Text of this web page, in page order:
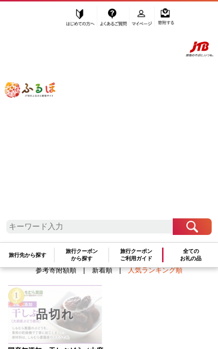
ふるぽ JTBのふるさと納税サイト
旅行先から探す
旅行クーポン
から探す
旅行クーポン
ご利用ガイド
全ての
お礼の品
「ふるさと納税」TOP
検索結果一覧 1～1件 / 全1件
参考寄附額順|新着順|人気ランキング順
品切れ